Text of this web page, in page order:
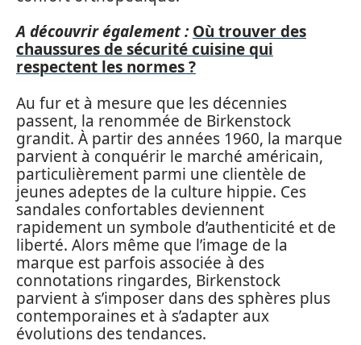
A découvrir également : Où trouver des
chaussures de sécurité cuisine qui
respectent les normes ?
Au fur et à mesure que les décennies
passent, la renommée de Birkenstock
grandit. À partir des années 1960, la marque
parvient à conquérir le marché américain,
particulièrement parmi une clientèle de
jeunes adeptes de la culture hippie. Ces
sandales confortables deviennent
rapidement un symbole d’authenticité et de
liberté. Alors même que l’image de la
marque est parfois associée à des
connotations ringardes, Birkenstock
parvient à s’imposer dans des sphères plus
contemporaines et à s’adapter aux
évolutions des tendances.